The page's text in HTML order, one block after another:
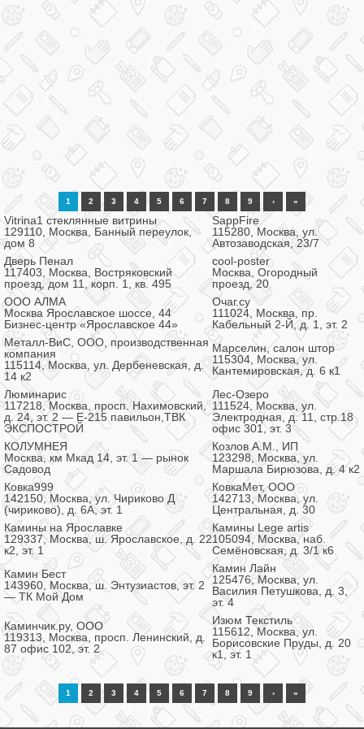
1 2 3 4 5 6 7 8 9 › »
Vitrina1 стеклянные витрины
129110, Москва, Банный переулок,
дом 8
SappFire
115280, Москва, ул.
Автозаводская, 23/7
Дверь Пенал
117403, Москва, Востряковский
проезд, дом 11, корп. 1, кв. 495
cool-poster
Москва, Огородный
проезд, 20
ООО АЛМА
Москва Ярославское шоссе, 44
Бизнес-центр «Ярославское 44»
Очаг.су
111024, Москва, пр.
Кабельный 2-Й, д. 1, эт. 2
Металл-ВиС, ООО, производственная
компания
115114, Москва, ул. Дербеневская, д.
14 к2
Марселин, салон штор
115304, Москва, ул.
Кантемировская, д. 6 к1
Люминарис
117218, Москва, просп. Нахимовский,
д. 24, эт. 2 — Е-215 павильон,ТВК
ЭКСПОСТРОЙ
Лес-Озеро
111524, Москва, ул.
Электродная, д. 11, стр.18
офис 301, эт. 3
КОЛУМНЕЯ
Москва, км Мкад 14, эт. 1 — рынок
Садовод
Козлов А.М., ИП
123298, Москва, ул.
Маршала Бирюзова, д. 4 к2
Ковкa999
142150, Москва, ул. Чириково Д
(чириково), д. 6А, эт. 1
КовкаМет, ООО
142713, Москва, ул.
Центральная, д. 30
Камины на Ярославке
129337, Москва, ш. Ярославское, д. 22
к2, эт. 1
Камины Lege artis
105094, Москва, наб.
Семёновская, д. 3/1 к6
Камин Бест
143960, Москва, ш. Энтузиастов, эт. 2
— ТК Мой Дом
Камин Лайн
125476, Москва, ул.
Василия Петушкова, д. 3,
эт. 4
Каминчик.ру, ООО
119313, Москва, просп. Ленинский, д.
87 офис 102, эт. 2
Изюм Текстиль
115612, Москва, ул.
Борисовские Пруды, д. 20
к1, эт. 1
1 2 3 4 5 6 7 8 9 › »